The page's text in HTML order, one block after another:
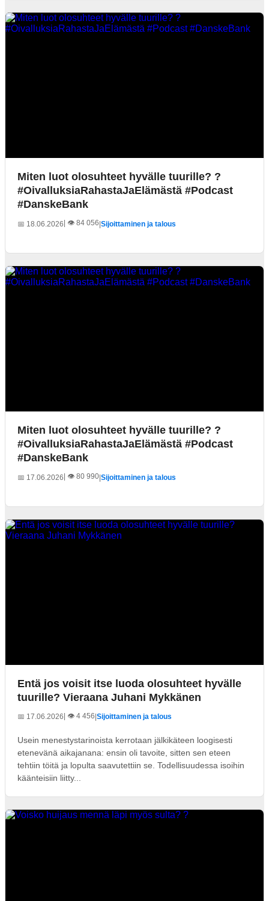
Miten luot olosuhteet hyvälle tuurille? ?
#OivalluksiaRahastaJaElämästä #Podcast
#DanskeBank
📅 18.06.2026 | 👁️ 84 056|Sijoittaminen ja talous
Miten luot olosuhteet hyvälle tuurille? ?
#OivalluksiaRahastaJaElämästä #Podcast
#DanskeBank
📅 17.06.2026 | 👁️ 80 990|Sijoittaminen ja talous
Entä jos voisit itse luoda olosuhteet hyvälle
tuurille? Vieraana Juhani Mykkänen
📅 17.06.2026| 👁️ 4 456 Sijoittaminen ja talous
Usein menestystarinoista kerrotaan jälkikäteen loogisesti
etenevänä aikajanana: ensin oli tavoite, sitten sen eteen
tehtiin töitä ja lopulta saavutettiin se. Todellisuudessa isoihin
käänteisiin liitty...